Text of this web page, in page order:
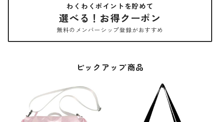
わくわくポイントを貯めて
選べる！お得クーポン
無料のメンバーシップ登録がおすすめ
ピックアップ商品